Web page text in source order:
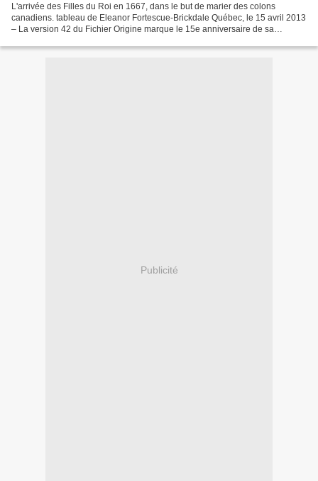
L'arrivée des Filles du Roi en 1667, dans le but de marier des colons
canadiens. tableau de Eleanor Fortescue-Brickdale Québec, le 15 avril 2013
– La version 42 du Fichier Origine marque le 15e anniversaire de sa
Publicité